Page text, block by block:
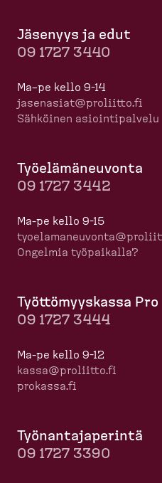
Jäsenyys ja edut
09 1727 3440
Ma–pe kello 9-14
jasenasiat@proliitto.fi
Sähköinen asioin­ti­palvelu
Työelä­mä­neuvonta
09 1727 3442
Ma-pe kello 9-15
Ongelmia työpaikalla?
Työttö­myyskassa Pro
09 1727 3444
Ma-pe kello 9-12
kassa@proliitto.fi
prokassa.fi
Työnan­ta­ja­perintä
09 1727 3390